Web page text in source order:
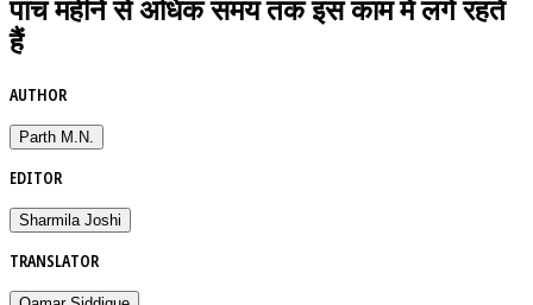
पांच महीने से अधिक समय तक इस काम में लगे रहते
हैं
AUTHOR
Parth M.N.
EDITOR
Sharmila Joshi
TRANSLATOR